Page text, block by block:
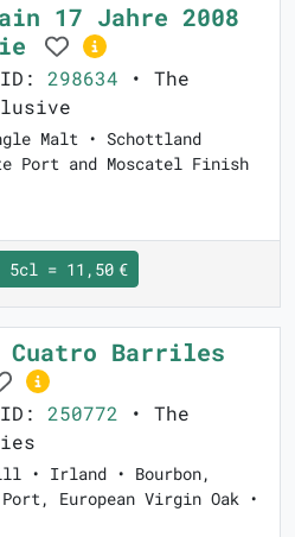
17 Jahre 2008
298634 • The
Malt • Schottland
Port and Moscatel Finish
5cl = 11,50 €
Cuatro Barriles
250772 • The
• Irland • Bourbon,
European Virgin Oak •